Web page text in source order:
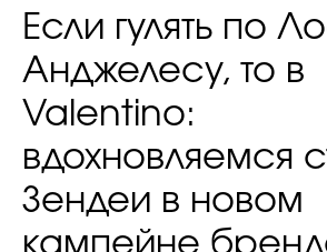
Если гулять по
Анджелесу, то в
Valentino:
вдохновляемся
Зендеи в новом
кампейне